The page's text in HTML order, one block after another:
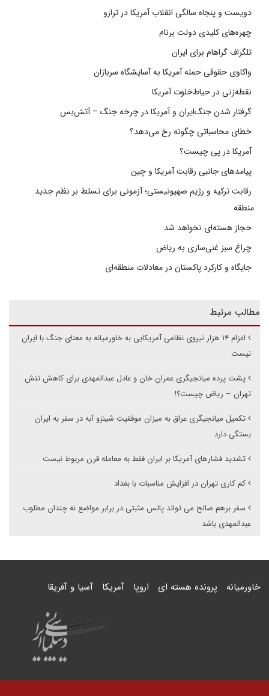
دویست و پنجاه سالگی انقلاب آمریکا در ترازو
چهره‌های کلیدی دولت برنام
تلگراف گراهام برای ایران
واکاوی حقوقی حمله آمریکا به آسایشگاه سربازان
نقطه‌زنی در حیاط‌خلوت آمریکا
گرفتار شدن جنگ‌ایران و آمریکا در چرخه جنگ – آتش‌بس
خطای محاسباتی چگونه رخ می‌دهد؟
آمریکا در پی چیست؟
پیامدهای جانبی رقابت آمریکا و چین
رقابت ترکیه و رژیم صهیونیستی؛ آزمونی برای تسلط بر نظم جدید
منطقه
حجاز هسته‌ای نخواهد شد
چراغ سبز غنی‌سازی به ریاض
جایگاه و کارکرد پاکستان در معادلات منطقه‌ای
مطالب مرتبط
اعزام ۱۴ هزار نیروی نظامی آمریکایی به خاورمیانه به معنای جنگ با ایران
نیست
پشت پرده میانجیگری عمران خان و عادل عبدالمهدی برای کاهش تنش
تهران – ریاض چیست؟‍!
تکمیل میانجیگری عراق به میزان موفقیت شینزو آبه در سفر به ایران
بستگی دارد
تشدید فشارهای آمریکا بر ایران فقط به معامله قرن مربوط نیست
کم کاری تهران در افزایش مناسبات با بغداد
سفر برهم صالح می تواند پالس مثبتی در برابر مواضع نه چندان مطلوب
عبدالمهدی باشد
خاورمیانه پرونده هسته ای اروپا آمریکا آسیا و آفریقا